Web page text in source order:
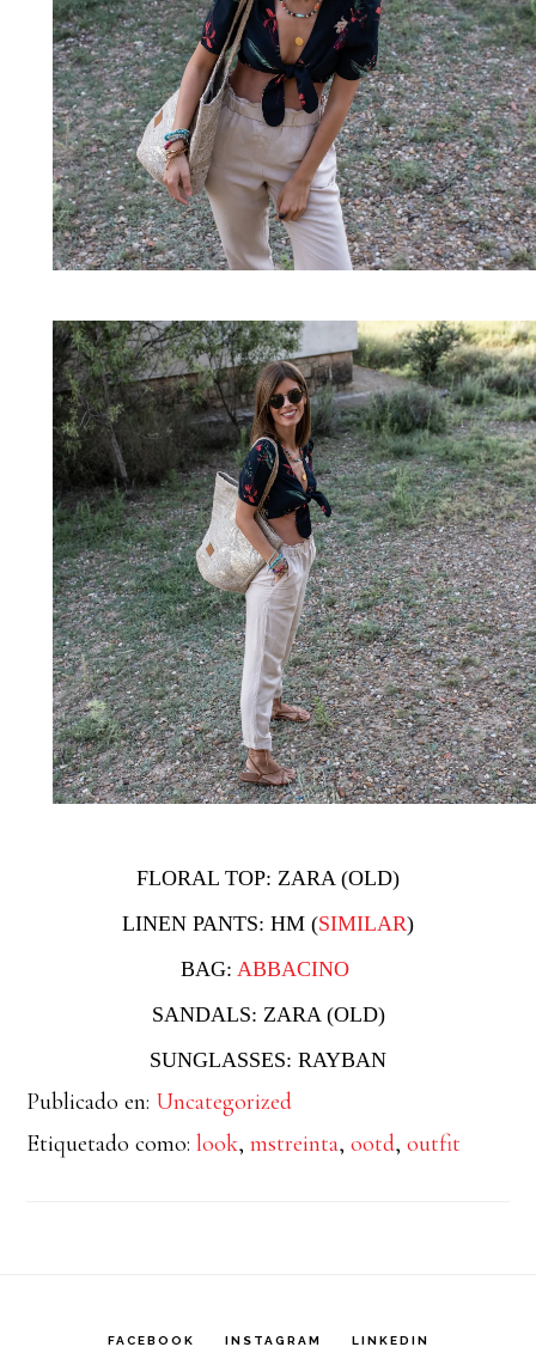
FLORAL TOP: ZARA (OLD)
LINEN PANTS: HM (SIMILAR)
BAG: ABBACINO
SANDALS: ZARA (OLD)
SUNGLASSES: RAYBAN
Publicado en: Uncategorized
Etiquetado como:look,mstreinta,ootd,outfit
FACEBOOK INSTAGRAM LINKEDIN